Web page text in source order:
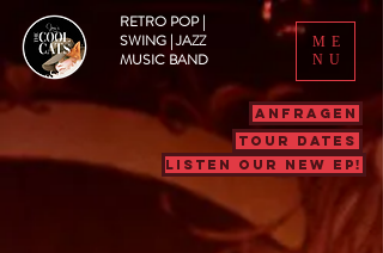
ME
NU
RETRO POP |
SWING | JAZZ
MUSIC BAND
ANFRAGEN
TOUR DATES
LISTEN OUR NEW EP!